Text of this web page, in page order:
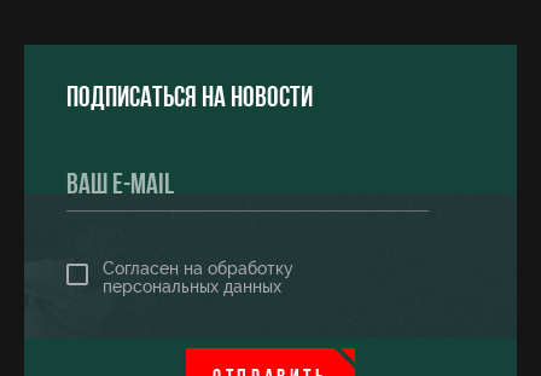
Подписаться на новости
Согласен на обработку
персональных данных